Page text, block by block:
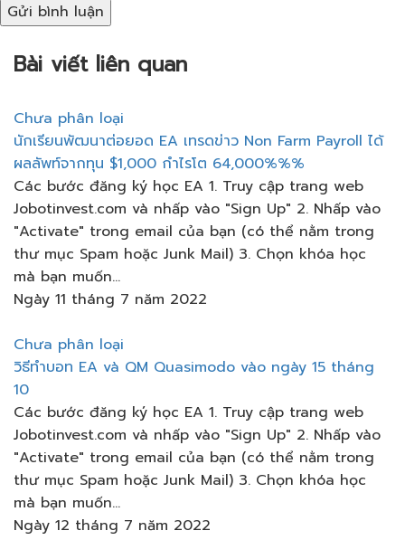
Gửi bình luận
Bài viết liên quan
Chưa phân loại
นักเรียนพัฒนาต่อยอด EA เทรดข่าว​ Non​ Farm Payroll ได้
ผลลัพท์​จากทุน​ $1,000 กำไรโต​ 64,000%%%
Các bước đăng ký học EA 1. Truy cập trang web
Jobotinvest.com và nhấp vào "Sign Up" 2. Nhấp vào
"Activate" trong email của bạn (có thể nằm trong
thư mục Spam hoặc Junk Mail) 3. Chọn khóa học
mà bạn muốn...
Ngày 11 tháng 7 năm 2022
Chưa phân loại
วิธีทำบอท EA và QM Quasimodo vào ngày 15 tháng
10
Các bước đăng ký học EA 1. Truy cập trang web
Jobotinvest.com và nhấp vào "Sign Up" 2. Nhấp vào
"Activate" trong email của bạn (có thể nằm trong
thư mục Spam hoặc Junk Mail) 3. Chọn khóa học
mà bạn muốn...
Ngày 12 tháng 7 năm 2022